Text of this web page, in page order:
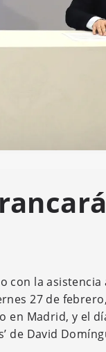
la asistencia
27 de
en Madrid, y el
de David